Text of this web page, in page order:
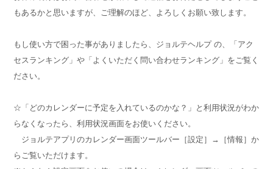
もあるかと思いますが、ご理解のほど、よろしくお願い致します。
もし使い方で困った事がありましたら、ジョルテヘルプ の、「アク
セスランキング」や「よくいただく問い合わせランキング」をご覧く
ださい。
☆「どのカレンダーに予定を入れているのかな？」と利用状況がわか
らなくなったら、利用状況画面をお使いください。
ジョルテアプリのカレンダー画面ツールバー［設定］→［情報］か
らご覧いただけます。